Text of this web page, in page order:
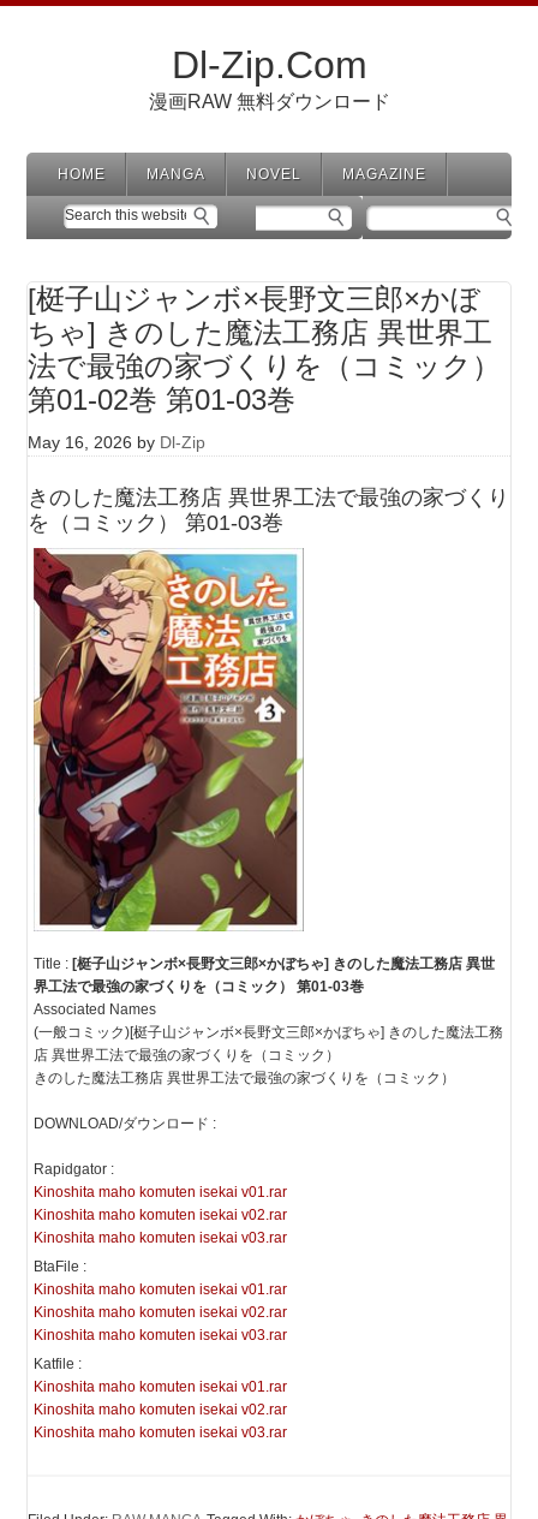
Dl-Zip.Com
漫画RAW 無料ダウンロード
HOME MANGA NOVEL MAGAZINE
[梃子山ジャンボ×長野文三郎×かぼ
ちゃ] きのした魔法工務店 異世界工
法で最強の家づくりを（コミック）
第01-02巻 第01-03巻
May 16, 2026 by Dl-Zip
きのした魔法工務店 異世界工法で最強の家づくり
を（コミック） 第01-03巻
Title :[梃子山ジャンボ×長野文三郎×かぼちゃ] きのした魔法工務店 異世
界工法で最強の家づくりを（コミック） 第01-03巻
Associated Names
(一般コミック)[梃子山ジャンボ×長野文三郎×かぼちゃ] きのした魔法工務
店 異世界工法で最強の家づくりを（コミック）
きのした魔法工務店 異世界工法で最強の家づくりを（コミック）
DOWNLOAD/ダウンロード :
Rapidgator :
Kinoshita maho komuten isekai v01.rar
Kinoshita maho komuten isekai v02.rar
Kinoshita maho komuten isekai v03.rar
BtaFile :
Kinoshita maho komuten isekai v01.rar
Kinoshita maho komuten isekai v02.rar
Kinoshita maho komuten isekai v03.rar
Katfile :
Kinoshita maho komuten isekai v01.rar
Kinoshita maho komuten isekai v02.rar
Kinoshita maho komuten isekai v03.rar